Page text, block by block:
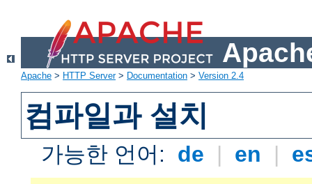
Apache > HTTP Server> Documentation > Version 2.4
컴파일과 설치
가능한 언어: de | en |